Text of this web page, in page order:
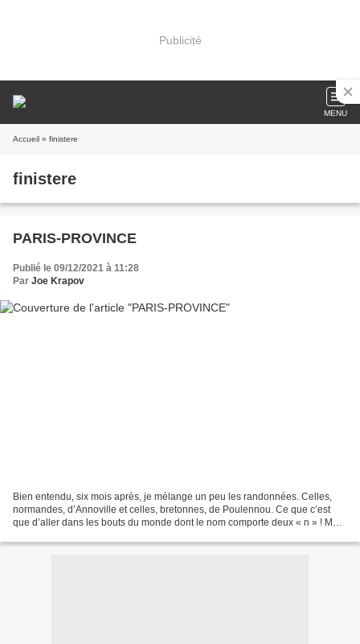
Publicité
MENU
Accueil » finistere
finistere
PARIS-PROVINCE
Publié le 09/12/2021 à 11:28
Par Joe Krapov
Bien entendu, six mois après, je mélange un peu les randonnées. Celles,
normandes, d’Annoville et celles, bretonnes, de Poulennou. Ce que c’est
que d’aller dans les bouts du monde dont le nom comporte deux « n » ! Me